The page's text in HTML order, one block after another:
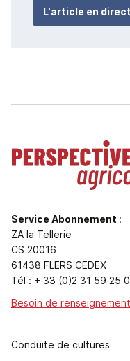
L'article en direct
Service Abonnement :
ZA la Tellerie
CS 20016
61438 FLERS CEDEX
Tél : + 33 (0)2 31 59 25
Besoin de
Conduite de cultures